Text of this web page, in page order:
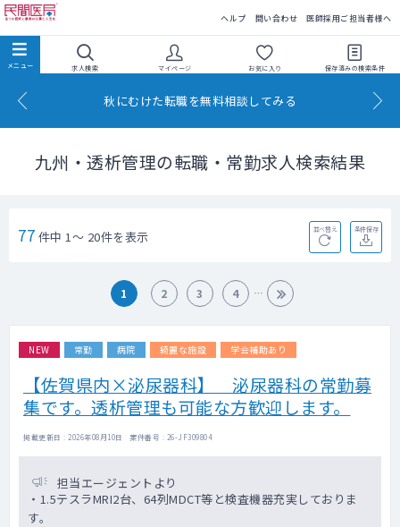
ヘルプ 問い合わせ 医師採用ご担当者様へ
求人検索 マイページ お気に入り 保存済みの検索条件
秋にむけた転職を無料相談してみる
九州・透析管理の転職・常勤求人検索結果
77 件中 1～ 20件を表示 並べ替え 条件保存
1 2 3 4
NEW 常勤 病院 綺麗な施設 学会補助あり
【佐賀県内×泌尿器科】 泌尿器科の常勤募
集です。透析管理も可能な方歓迎します。
掲載更新日 : 2026年08月10日 案件番号 : 26-JF309804
担当エージェントより
・1.5テスラMRI2台、64列MDCT等と検査機器充実しておりま
す。